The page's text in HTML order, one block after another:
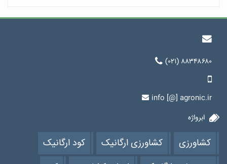
(۰۲۱) ۸۸۳۴۸۶۸۰
info [@] agronic.ir
ابرواژه
کشاورزی کشاورزی ارگانیک
کود ارگانیک